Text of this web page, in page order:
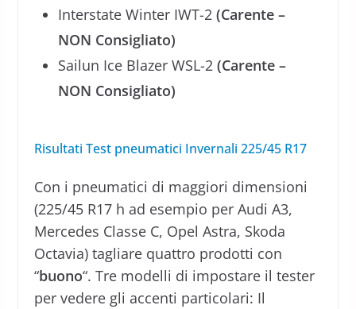
Interstate Winter IWT-2 (Carente –
NON Consigliato)
Sailun Ice Blazer WSL-2 (Carente –
NON Consigliato)
Risultati Test pneumatici Invernali 225/45 R17
Con i pneumatici di maggiori dimensioni
(225/45 R17 h ad esempio per Audi A3,
Mercedes Classe C, Opel Astra, Skoda
Octavia) tagliare quattro prodotti con
“buono“. Tre modelli di impostare il tester
per vedere gli accenti particolari: Il